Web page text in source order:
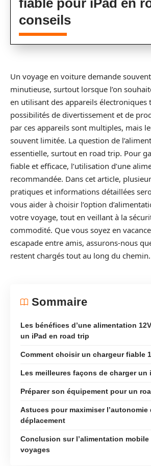
fiable pour iPad en
conseils
Un voyage en voiture demande
minutieuse, surtout lorsque l’on
en utilisant des appareils électroniques
possibilités de divertissement et de
par ces appareils sont multiples, mais
souvent limitée. La question de
essentielle, surtout en road trip. Pour
fiable et efficace, l’utilisation d’une
recommandée. Dans cet article,
pratiques et informations détaillées
vous aider à choisir l’option
votre voyage, tout en veillant à la
commodité. Que vous soyez en
escapade entre amis, assurons-nous
restent chargés tout au long du chemin.
Sommaire
Les bénéfices d’une alimentation
un iPad en road trip
Comment choisir un chargeur fiable
Les meilleures façons de charger un
Préparer son équipement pour un
Astuces pour maximiser l’autonomie
déplacement
Conclusion sur l’alimentation
voyages